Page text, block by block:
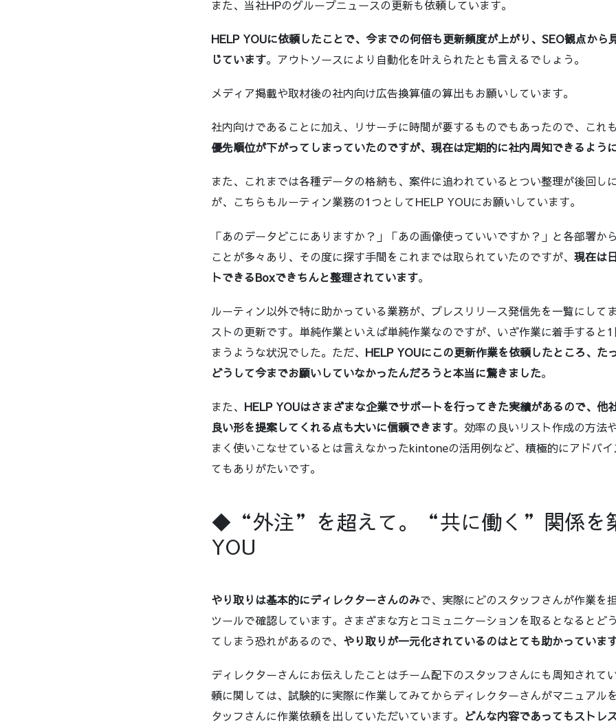
また、当社HPのグループニュースの更新も依頼しています。
HELP YOUに依頼したことで、今までの何倍も更新頻度が上がり、SEO観点から
じています。アウトソースにより自動化を叶えられたとも言えるでしょう。
メディア掲載や取材後の社内向け広告換算値の算出もお願いしています。
社内向けであることに加え、リサーチに時間が要するものでもあったので、これも
優先順位が下がってしまっていたのですが、現在は定期的に社内周知できるよう
また、これまでは各種データの格納も、案件に追われているとつい整理が後回し
が、こちらもルーティン業務の1つとしてHELP YOUにお願いしています。
「あのデータどこにありますか？」「あの画像使っていいですか？」と各部署か
ことが多々あり、その度に探す手間をこれまでは取られていたのですが、 現在は
トできるBoxできちんと整理されています。
ルーティン以外で特に助かっている業務が、プレスリリース発信先を一覧にして
ストの更新です。単純作業といえば単純作業なのですが、いざ作業に着手すると
まうような状況でした。ただ、 HELP YOUにこの更新作業を依頼したところ、た
どうして今までお願いしていなかったんだろうと本当に驚きました。
また、 HELP YOUはさまざまな企業でサポートを行ってきた実績があるので、他
良い形を提案してくれる点も大いに信頼できます。効率の良いリスト作成の方法
まく使いこなせているとは言えなかったkintoneの活用例など、積極的にアドバイ
てもありがたいです。
◆“外注”を超えて。“共に働く”関係を
YOU
やり取りは基本的にディレクターさんのみで、実際にどのスタッフさんが作業を
ツールで確認しています。さまざまな方とコミュニケーションを取るとなるとど
てしまう恐れがあるので、 やり取りが一元化されているのはとても助かっていま
ディレクターさんにお伝えしたことはチーム配下のスタッフさんにも周知されて
頼に関しては、試験的に実際に作業してみてからディレクターさんがマニュアル
タッフさんに作業依頼を出していただいています。 どんな内容であってもストレ